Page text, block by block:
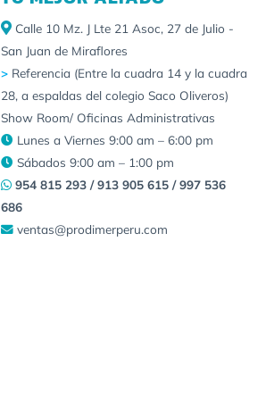
Calle 10 Mz. J Lte 21 Asoc, 27 de Julio -
San Juan de Miraflores
> Referencia (Entre la cuadra 14 y la cuadra
28, a espaldas del colegio Saco Oliveros)
Show Room/ Oficinas Administrativas
Lunes a Viernes 9:00 am – 6:00 pm
Sábados 9:00 am – 1:00 pm
954 815 293 / 913 905 615 / 997 536
686
ventas@prodimerperu.com